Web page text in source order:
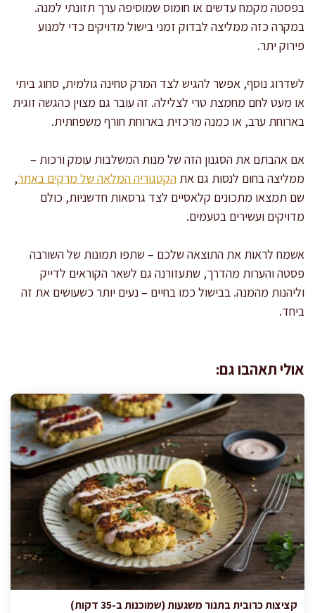
בפסטה מקמח עדשים או חומוס שמוסיפה ערך תזונתי למנה.
במקרה כזה ממליצה לבדוק זמני בישול מדויקים כדי למנוע
פירוק יתר.
לשדרוג נוסף, אפשר להגיש לצד המרק טחינה גולמית, סחוג ביתי
או מעט לחם מחמצת טרי לצלילה. זה עובר גם מצוין כהגשה זוגית
בארוחת ערב, או כמנה מרכזית בארוחת חורף משפחתית.
אם אהבתם את הסגנון הזה של מנות המשלבות עומק ורכות –
ממליצה בחום לנסות גם את הקטגוריה המלאה של מרקים באתר,
שם תמצאו מתכונים קלאסיים לצד גרסאות חדשניות, כולם
מדויקים ועשירים בטעמים.
אשמח לראות את התוצאה שלכם – שתפו תמונות של השורבה
פסטה והערות מהדרך, שתעזורנה גם לשאר הקוראים לדייק
וליהנות מהמנה. בבישול כמו בחיים – נעים יותר כשעושים את זה
ביחד.
אולי תאהבו גם:
קציצות כרובית בתנור משגעות (שמוכנות ב-35 דקות)